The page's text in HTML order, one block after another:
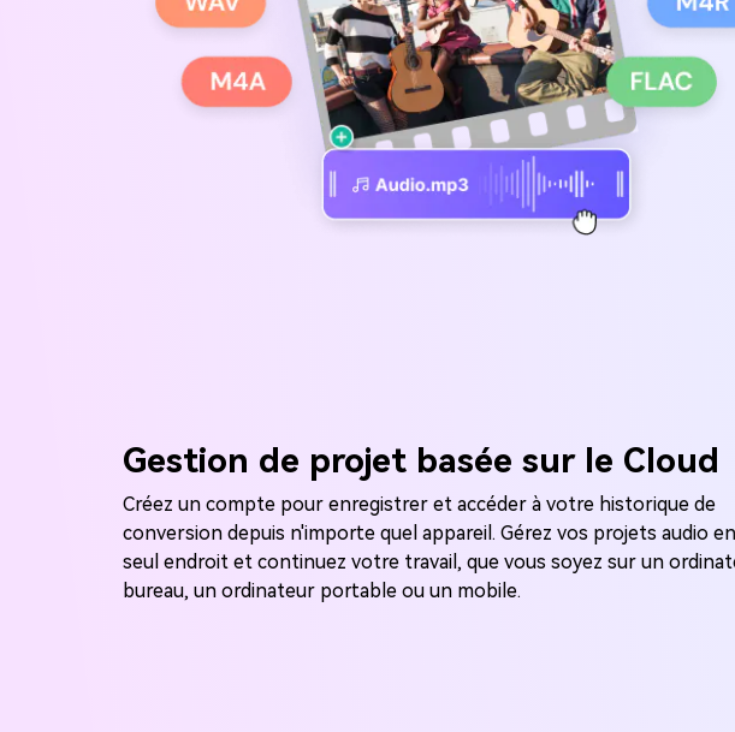
Gestion de projet basée sur le Cloud
Créez un compte pour enregistrer et accéder à votre historique de
conversion depuis n'importe quel appareil. Gérez vos projets audio
seul endroit et continuez votre travail, que vous soyez sur un
bureau, un ordinateur portable ou un mobile.